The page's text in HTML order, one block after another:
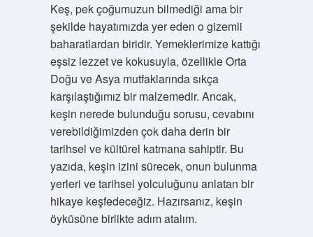
Keş, pek çoğumuzun bilmediği ama bir
şekilde hayatımızda yer eden o gizemli
baharatlardan biridir. Yemeklerimize kattığı
eşsiz lezzet ve kokusuyla, özellikle Orta
Doğu ve Asya mutfaklarında sıkça
karşılaştığımız bir malzemedir. Ancak,
keşin nerede bulunduğu sorusu, cevabını
verebildiğimizden çok daha derin bir
tarihsel ve kültürel katmana sahiptir. Bu
yazıda, keşin izini sürecek, onun bulunma
yerleri ve tarihsel yolculuğunu anlatan bir
hikaye keşfedeceğiz. Hazırsanız, keşin
öyküsüne birlikte adım atalım.